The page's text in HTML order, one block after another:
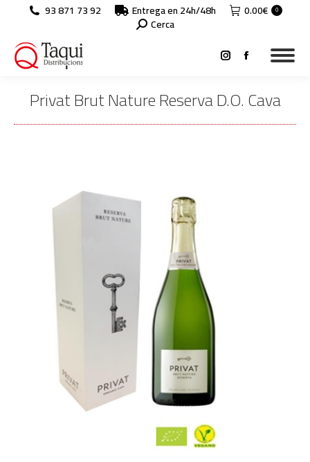
93 871 73 92 Entrega en 24h/48h 0.00€ 0
Search:
Cerca
Instagram
opens
Facebook
opens
Privat Brut Nature Reserva D.O. Cava
You are here: